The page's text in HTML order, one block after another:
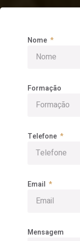
Nome
Formação
Telefone
Email
Mensagem